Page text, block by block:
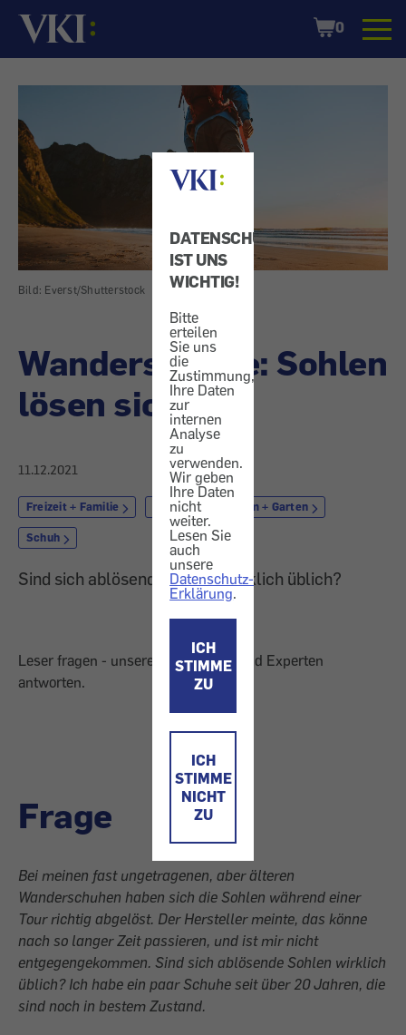
DATENSCHUTZ
IST UNS
WICHTIG!
Bitte
erteilen
Sie uns
die
Zustimmung,
Ihre Daten
zur
internen
Analyse
zu
verwenden.
Wir geben
Ihre Daten
nicht
weiter.
Lesen Sie
auch
unsere
Datenschutz-
Erklärung.
ICH
STIMME
ZU
ICH
STIMME
NICHT
ZU
Startseite
Shopping
Cart
0
Bild: Everst/Shutterstock
Wanderschuhe: Sohlen
lösen sich ab
11.12.2021
Freizeit + Familie Outdoor Heim + Garten
Schuh
Sind sich ablösende Sohlen wirklich üblich?
Leser fragen - unsere Expertinnen und Experten
antworten.
Frage
Bei meinen fast ungetragenen, aber älteren
Wanderschuhen haben sich die Sohlen während einer
Tour richtig abgelöst. Der Hersteller meinte, das könne
nach so langer Zeit passieren, und ist mir nicht
entgegengekommen. Sind sich ablösende Sohlen wirklich
üblich? Ich habe ein paar Schuhe seit über 20 Jahren, die
sind noch in bestem Zustand.